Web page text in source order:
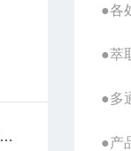
●各
●萃
●多
●产